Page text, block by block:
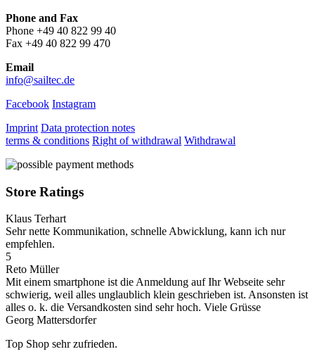
Phone and Fax
Phone +49 40 822 99 40
Fax +49 40 822 99 470
Email
info@sailtec.de
Facebook Instagram
Imprint Data protection notes
terms & conditions Right of withdrawal Withdrawal
Store Ratings
Klaus Terhart
Sehr nette Kommunikation, schnelle Abwicklung, kann ich nur
empfehlen.
5
Reto Müller
Mit einem smartphone ist die Anmeldung auf Ihr Webseite sehr
schwierig, weil alles unglaublich klein geschrieben ist. Ansonsten ist
alles o. k. die Versandkosten sind sehr hoch. Viele Grüsse
Georg Mattersdorfer
Top Shop sehr zufrieden.